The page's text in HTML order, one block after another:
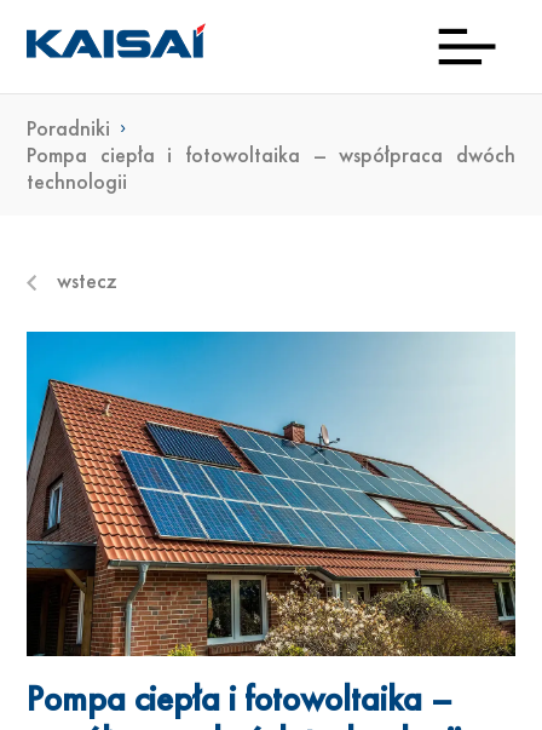
O
Poradniki
Pompa ciepła i fotowoltaika – współpraca dwóch
technologii
wstecz
Pompa ciepła i fotowoltaika –